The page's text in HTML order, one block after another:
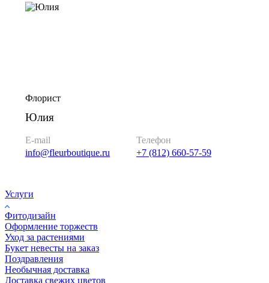
Флорист
Юлия
E-mail
info@fleurboutique.ru
Телефон
+7 (812) 660-57-59
Услуги
Фитодизайн
Оформление торжеств
Уход за растениями
Букет невесты на заказ
Поздравления
Необычная доставка
Доставка свежих цветов